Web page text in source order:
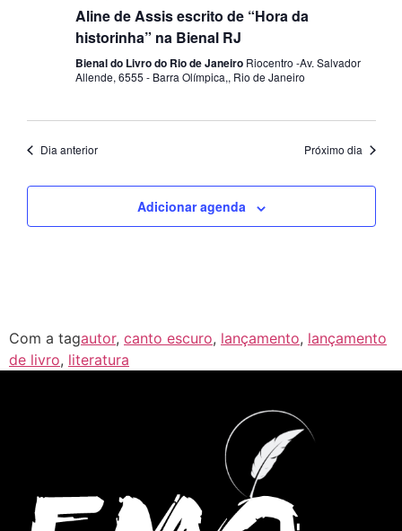
Aline de Assis escrito de “Hora da
historinha” na Bienal RJ
Bienal do Livro do Rio de Janeiro Riocentro -Av. Salvador
Allende, 6555 - Barra Olímpica,, Rio de Janeiro
Dia anterior Próximo dia
Adicionar agenda
Com a tagautor, canto escuro, lançamento, lançamento
de livro, literatura